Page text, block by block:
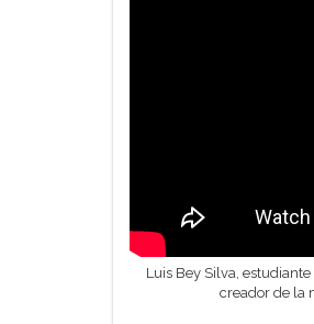
Luis Bey Silva,
creador de la